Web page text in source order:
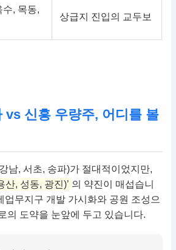
수, 목동,
상급지 진입의 교두보
vs 신흥 우량주, 어디를 볼
남, 서초, 송파)가 절대적이었지만,
산, 성동, 광진)’ 의 약진이 매섭습니
업무지구 개발 가시화와 공원 조성으
의 도약을 눈앞에 두고 있습니다.